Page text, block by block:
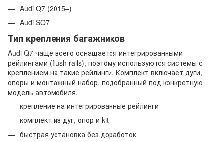
Audi Q7 (2015–)
Audi SQ7
Тип крепления багажников
Audi Q7 чаще всего оснащается интегрированными
рейлингами (flush rails), поэтому используются системы с
креплением на такие рейлинги. Комплект включает дуги,
опоры и монтажный набор, подобранный под конкретную
модель автомобиля.
крепление на интегрированные рейлинги
комплект из дуг, опор и kit
быстрая установка без доработок